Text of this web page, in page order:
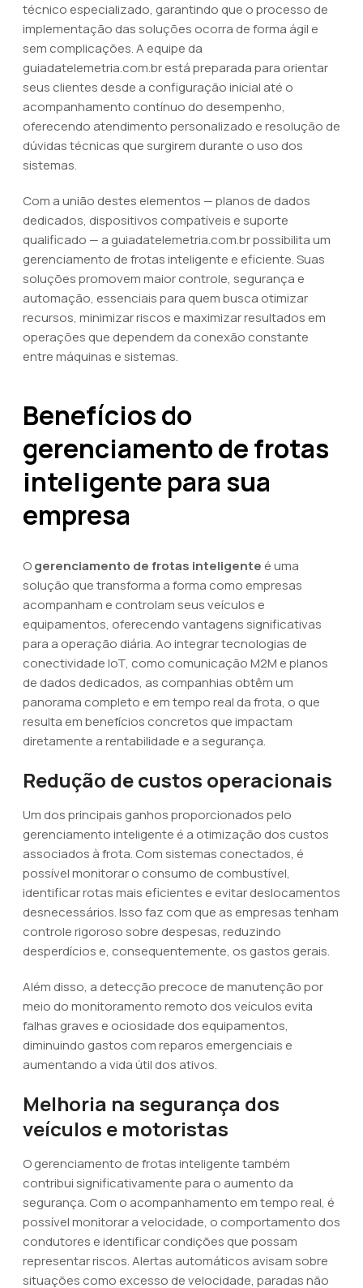
técnico especializado, garantindo que o processo de
implementação das soluções ocorra de forma ágil e
sem complicações. A equipe da
guiadatelemetria.com.br está preparada para orientar
seus clientes desde a configuração inicial até o
acompanhamento contínuo do desempenho,
oferecendo atendimento personalizado e resolução de
dúvidas técnicas que surgirem durante o uso dos
sistemas.
Com a união destes elementos — planos de dados
dedicados, dispositivos compatíveis e suporte
qualificado — a guiadatelemetria.com.br possibilita um
gerenciamento de frotas inteligente e eficiente. Suas
soluções promovem maior controle, segurança e
automação, essenciais para quem busca otimizar
recursos, minimizar riscos e maximizar resultados em
operações que dependem da conexão constante
entre máquinas e sistemas.
Benefícios do
gerenciamento de frotas
inteligente para sua
empresa
Ogerenciamento de frotas inteligente é uma
solução que transforma a forma como empresas
acompanham e controlam seus veículos e
equipamentos, oferecendo vantagens significativas
para a operação diária. Ao integrar tecnologias de
conectividade IoT, como comunicação M2M e planos
de dados dedicados, as companhias obtêm um
panorama completo e em tempo real da frota, o que
resulta em benefícios concretos que impactam
diretamente a rentabilidade e a segurança.
Redução de custos operacionais
Um dos principais ganhos proporcionados pelo
gerenciamento inteligente é a otimização dos custos
associados à frota. Com sistemas conectados, é
possível monitorar o consumo de combustível,
identificar rotas mais eficientes e evitar deslocamentos
desnecessários. Isso faz com que as empresas tenham
controle rigoroso sobre despesas, reduzindo
desperdícios e, consequentemente, os gastos gerais.
Além disso, a detecção precoce de manutenção por
meio do monitoramento remoto dos veículos evita
falhas graves e ociosidade dos equipamentos,
diminuindo gastos com reparos emergenciais e
aumentando a vida útil dos ativos.
Melhoria na segurança dos
veículos e motoristas
O gerenciamento de frotas inteligente também
contribui significativamente para o aumento da
segurança. Com o acompanhamento em tempo real, é
possível monitorar a velocidade, o comportamento dos
condutores e identificar condições que possam
representar riscos. Alertas automáticos avisam sobre
situações como excesso de velocidade, paradas não